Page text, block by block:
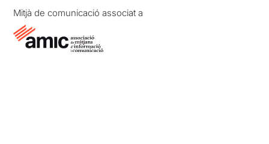
Mitjà de comunicació associat a